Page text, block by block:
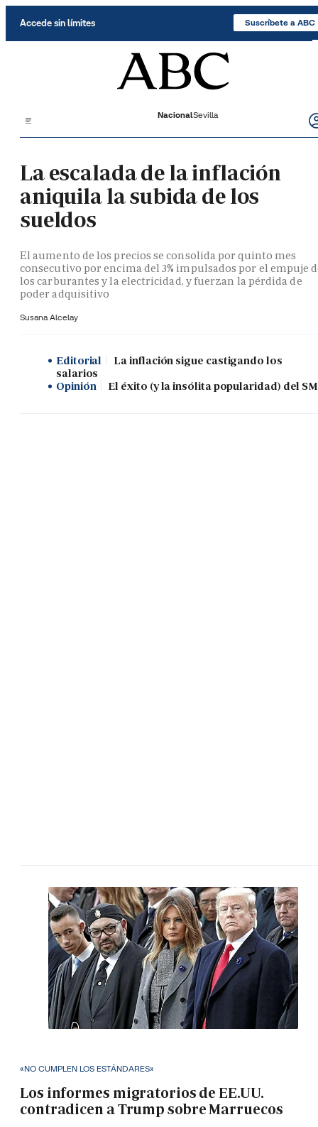
Accede sin límites Suscríbete a ABC
NacionalSevilla
La escalada de la inflación
aniquila la subida de los
sueldos
El aumento de los precios se consolida por quinto mes
consecutivo por encima del 3% impulsados por el empuje
los carburantes y la electricidad, y fuerzan la pérdida de
poder adquisitivo
Susana Alcelay
Editorial
La inflación sigue castigando los
salarios
Opinión
El éxito (y la insólita popularidad) del
«NO CUMPLEN LOS ESTÁNDARES»
Los informes migratorios de EE.UU.
contradicen a Trump sobre Marruecos